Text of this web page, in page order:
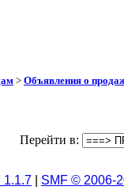
> Объявления о
Перейти в:
1.1.7 SMF © 2006-